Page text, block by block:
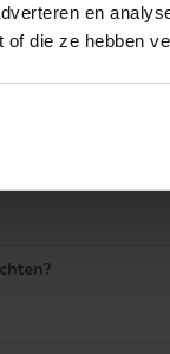
en
of die ze hebben